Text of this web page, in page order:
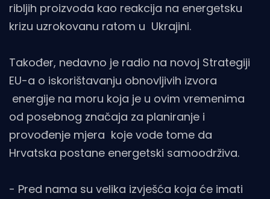
ribljih proizvoda kao reakcija na energetsku
krizu uzrokovanu ratom u Ukrajini.
Također, nedavno je radio na novoj Strategiji
EU-a o iskorištavanju obnovljivih izvora
energije na moru koja je u ovim vremenima
od posebnog značaja za planiranje i
provođenje mjera koje vode tome da
Hrvatska postane energetski samoodrživa.
- Pred nama su velika izvješća koja će imati